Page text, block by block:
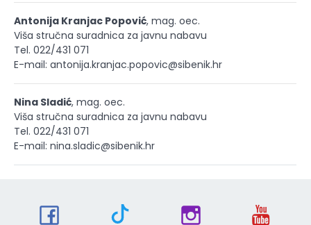
Antonija Kranjac Popović, mag. oec.
Viša stručna suradnica za javnu nabavu
Tel. 022/431 071
E-mail: antonija.kranjac.popovic@sibenik.hr
Nina Sladić, mag. oec.
Viša stručna suradnica za javnu nabavu
Tel. 022/431 071
E-mail: nina.sladic@sibenik.hr